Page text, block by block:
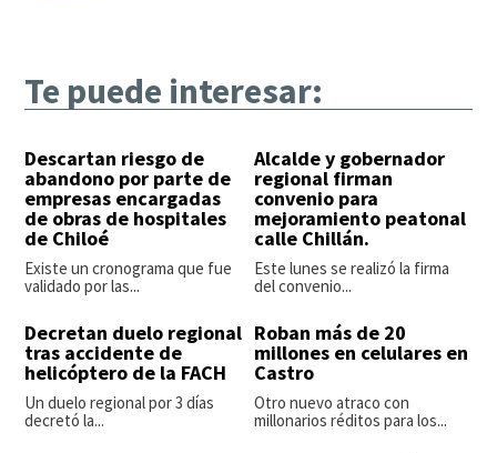
Te puede interesar:
Descartan riesgo de
abandono por parte de
empresas encargadas
de obras de hospitales
de Chiloé
Existe un cronograma que fue
validado por las...
Alcalde y gobernador
regional firman
convenio para
mejoramiento peatonal
calle Chillán.
Este lunes se realizó la firma
del convenio...
Decretan duelo regional
tras accidente de
helicóptero de la FACH
Un duelo regional por 3 días
decretó la...
Roban más de 20
millones en celulares en
Castro
Otro nuevo atraco con
millonarios réditos para los...